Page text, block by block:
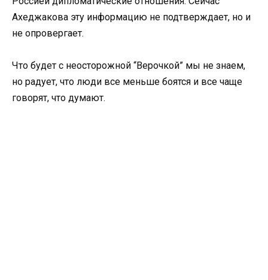
Ахеджакова эту информацию не подтверждает, но и
не опровергает.
Что будет с неосторожной “Верочкой” мы не знаем,
но радует, что люди все меньше боятся и все чаще
говорят, что думают.